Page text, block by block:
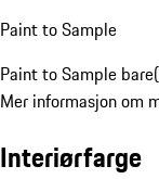
Paint to Sample
Paint to Sample bare(
Mer informasjon om
Interiørfarge